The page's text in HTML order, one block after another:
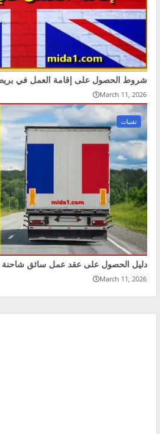
شروط الحصول على إقامة العمل في بريطانيا
March 11, 2026
تقنيات
دليل الحصول على عقد عمل سائق
March 11, 2026